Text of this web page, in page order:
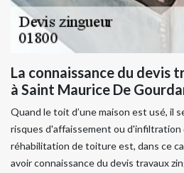
La connaissance du devis
à Saint Maurice De
Quand le toit d’une maison est usé, il
risques d'affaissement ou d'infiltration
réhabilitation de toiture est, dans ce
avoir connaissance du devis travaux